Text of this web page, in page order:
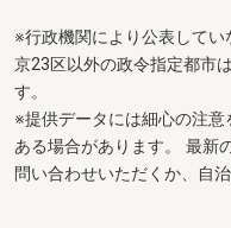
※行政機関により公表して
京23区以外の政令指定都市
す。
※提供データには細心の注
ある場合があります。 最新
問い合わせいただくか、自